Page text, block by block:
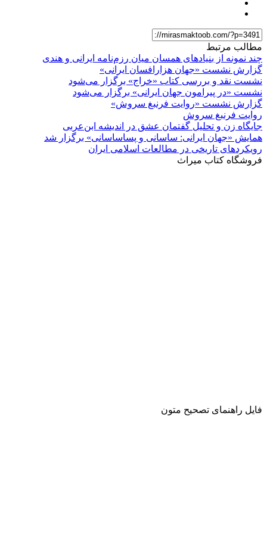
مطالب مرتبط
چند نمونه از بنیادهای همسان میان رزم‌نامه ایرانی و هندی
گزارش نشست «جهان هزارافسان ایرانی»
نشست نقد و بررسی کتاب «خراج» برگزار می‌شود
نشست «در پیرامون جهان ایرانی» برگزار می‌شود
گزارش نشست «روایت فرنبغ سروش»
روایت فرنبغ سروش
جایگاه زن و تحلیل گفتمان عشق در اندیشه ابن‌عربی
همایش «جهان ایرانی: ساسانی و پساساسانی» برگزار شد
رویکردهای تاریخی در مطالعات اسلامی ایران
فروشگاه کتاب میراث
فایل راهنمای تصحیح متون